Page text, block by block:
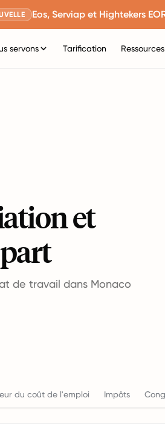
Eos, Serviap et Hightekers
servons Tarification Ressources
et
de travail dans Monaco
du coût de l'emploi Impôts